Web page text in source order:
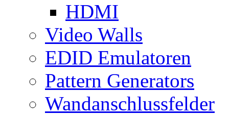
HDMI
Video Walls
EDID Emulatoren
Pattern Generators
Wandanschlussfelder